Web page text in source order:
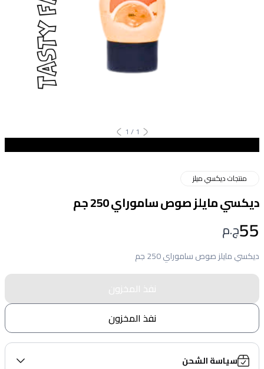
1
/
1
منتجات ديكسي ميلز
ديكسي مايلز صوص ساموراي 250 جم
55ج.م
ديكسي مايلز صوص ساموراي 250 جم
نفذ المخزون
نفذ المخزون
سياسة الشحن